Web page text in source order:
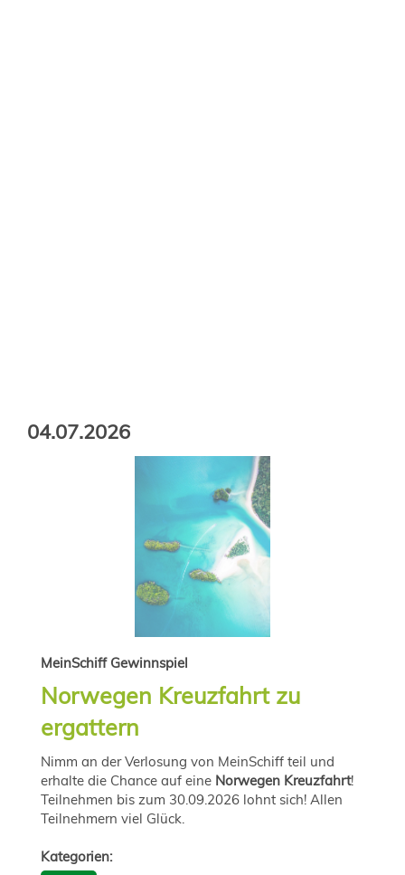
04.07.2026
MeinSchiff Gewinnspiel
Norwegen Kreuzfahrt zu
ergattern
Nimm an der Verlosung von MeinSchiff teil und
erhalte die Chance auf eine Norwegen Kreuzfahrt!
Teilnehmen bis zum 30.09.2026 lohnt sich! Allen
Teilnehmern viel Glück.
Kategorien: